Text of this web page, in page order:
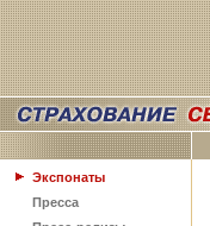
Экспонаты
Пресса